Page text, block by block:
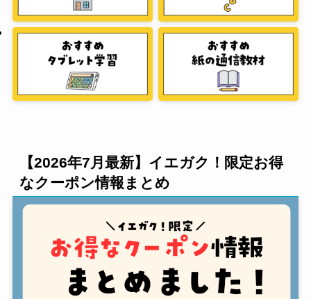
【2026年7月最新】イエガク！限定お得
なクーポン情報まとめ